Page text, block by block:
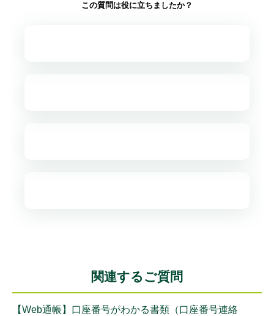
この質問は役に立ちましたか？
関連するご質問
【Web通帳】口座番号がわかる書類（口座番号連絡